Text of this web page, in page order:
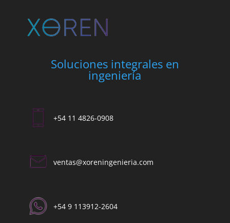
Soluciones integrales en
ingeniería
+54 11 4826-0908
ventas@xoreningenieria.com​
+54 9 113912-2604​